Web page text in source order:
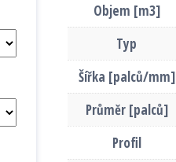
Objem [m3]
Typ
Šířka [palců/mm]
Průměr [palců]
Profil